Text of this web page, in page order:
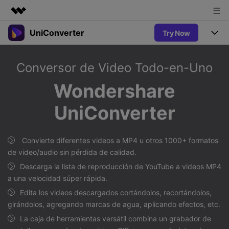
Productos destacados
Utilidades
Quiénes somos
Tienda
Soporte
UniConverter Try Now
UniConverter para Windows
Convertidor de video gratuito
AniSmall-Compresor de Video
AniSmall para Desktop
AniSmall para iOS
Características
Convertir de Voz a Texto
Convertir con precisión de voz a
Convertidor de Video
Disfruta de funciones de
conversión potentes e
inteligentes.
AI Lab
Aficionados al Deporte
Donde hay deporte, está
Ofertas Educativas
Los usuarios educativos disfrutan
de hasta un 60% de DTO.
Ayuda
¿Cómo utilizar Wondershare UniConverter? Aprenda la guía
paso a paso a continuación.
FAQs
Toda la información que necesita para utilizar UniConverter.
Actualizar a VC17
COMPRAR Sign In
Conversor de Video Todo-en-Uno
Wondershare
UniConverter
Convierte diferentes videos a MP4 u otros 1000+ formatos
de video/audio sin pérdida de calidad.
Descarga la lista de reproducción de YouTube a videos MP4
a una velocidad súper rápida.
Edita los videos descargados cortándolos, recortándolos,
girándolos, agregando marcas de agua, aplicando efectos, etc.
La caja de herramientas versátil combina un grabador de